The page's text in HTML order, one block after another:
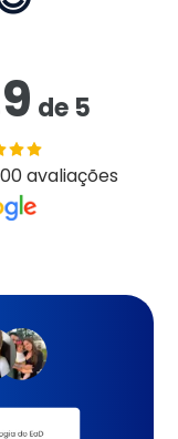
de 5
avaliações